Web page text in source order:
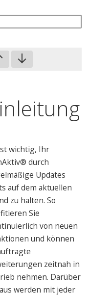
wichtig, Ihr
durch
Updates
auf dem aktuellen
zu halten. So
Sie
von neuen
und können
zeitnah in
nehmen. Darüber
werden mit jeder